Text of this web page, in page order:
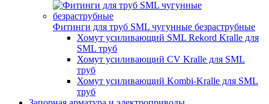
Фитинги для труб SML чугунные безраструбные
Хомут усиливающий SML Rekord Kralle для
SML труб
Хомут усиливающий CV Kralle для SML
труб
Хомут усиливающий Kombi-Kralle для SML
труб